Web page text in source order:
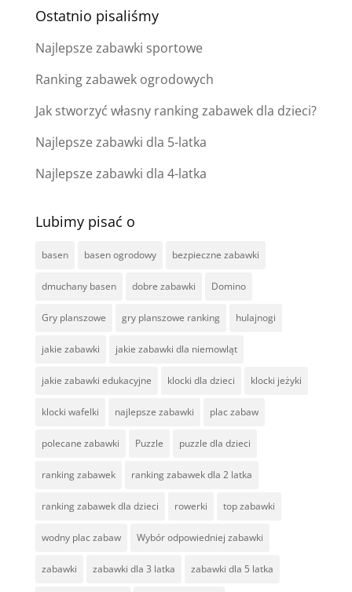
Ostatnio pisaliśmy
Najlepsze zabawki sportowe
Ranking zabawek ogrodowych
Jak stworzyć własny ranking zabawek dla dzieci?
Najlepsze zabawki dla 5-latka
Najlepsze zabawki dla 4-latka
Lubimy pisać o
basen basen ogrodowy bezpieczne zabawki
dmuchany basen dobre zabawki Domino
Gry planszowe gry planszowe ranking hulajnogi
jakie zabawki jakie zabawki dla niemowląt
jakie zabawki edukacyjne klocki dla dzieci klocki jeżyki
klocki wafelki najlepsze zabawki plac zabaw
polecane zabawki Puzzle puzzle dla dzieci
ranking zabawek ranking zabawek dla 2 latka
ranking zabawek dla dzieci rowerki top zabawki
wodny plac zabaw Wybór odpowiedniej zabawki
zabawki zabawki dla 3 latka zabawki dla 5 latka